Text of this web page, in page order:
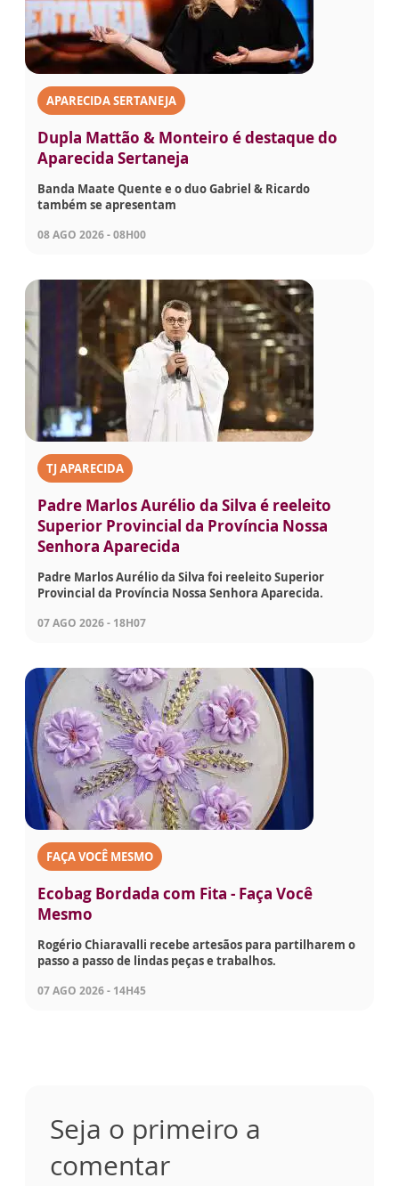
APARECIDA SERTANEJA
Dupla Mattão & Monteiro é destaque do
Aparecida Sertaneja
Banda Maate Quente e o duo Gabriel & Ricardo
também se apresentam
08 AGO 2026 - 08H00
TJ APARECIDA
Padre Marlos Aurélio da Silva é reeleito
Superior Provincial da Província Nossa
Senhora Aparecida
Padre Marlos Aurélio da Silva foi reeleito Superior
Provincial da Província Nossa Senhora Aparecida.
07 AGO 2026 - 18H07
FAÇA VOCÊ MESMO
Ecobag Bordada com Fita - Faça Você
Mesmo
Rogério Chiaravalli recebe artesãos para partilharem o
passo a passo de lindas peças e trabalhos.
07 AGO 2026 - 14H45
Seja o primeiro a
comentar